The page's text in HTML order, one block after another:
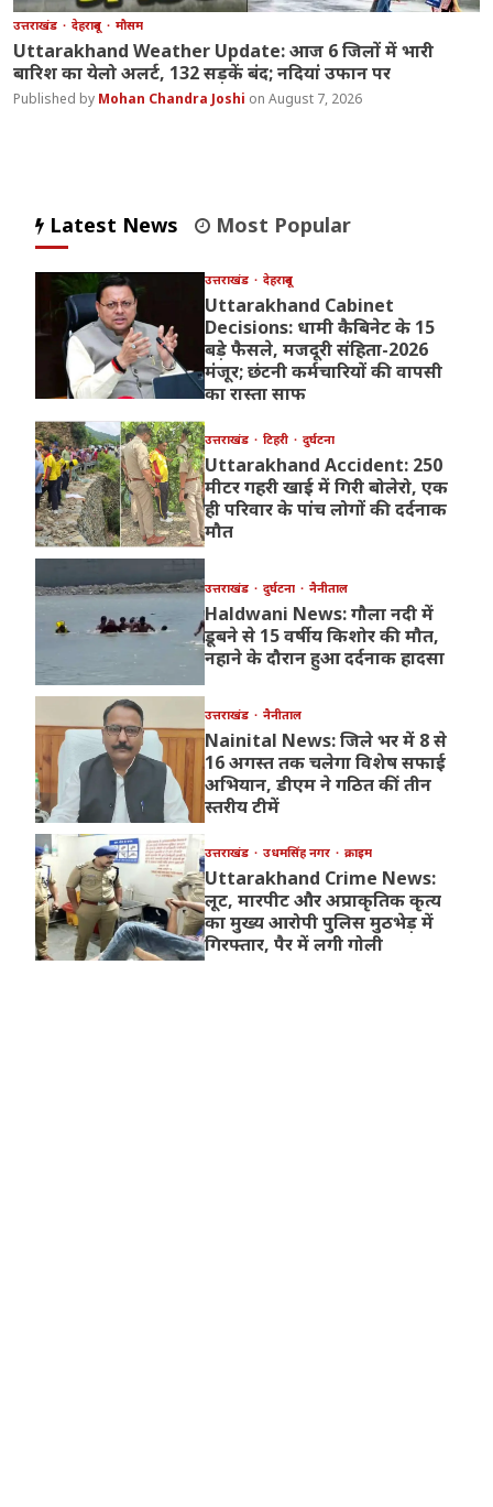
उत्तराखंड देहरादून मौसम
Uttarakhand Weather Update: आज 6 जिलों में भारी
बारिश का येलो अलर्ट, 132 सड़कें बंद; नदियां उफान पर
Mohan Chandra Joshi August 7, 2026
Latest News Most Popular
उत्तराखंड देहरादून
Uttarakhand Cabinet
Decisions: धामी कैबिनेट के 15
बड़े फैसले, मजदूरी संहिता-2026
मंजूर; छंटनी कर्मचारियों की वापसी
का रास्ता साफ
उत्तराखंड टिहरी दुर्घटना
Uttarakhand Accident: 250
मीटर गहरी खाई में गिरी बोलेरो, एक
ही परिवार के पांच लोगों की दर्दनाक
मौत
उत्तराखंड दुर्घटना नैनीताल
Haldwani News: गौला नदी में
डूबने से 15 वर्षीय किशोर की मौत,
नहाने के दौरान हुआ दर्दनाक हादसा
उत्तराखंड नैनीताल
Nainital News: जिले भर में 8 से
16 अगस्त तक चलेगा विशेष सफाई
अभियान, डीएम ने गठित कीं तीन
स्तरीय टीमें
उत्तराखंड उधमसिंह नगर क्राइम
Uttarakhand Crime News:
लूट, मारपीट और अप्राकृतिक कृत्य
का मुख्य आरोपी पुलिस मुठभेड़ में
गिरफ्तार, पैर में लगी गोली